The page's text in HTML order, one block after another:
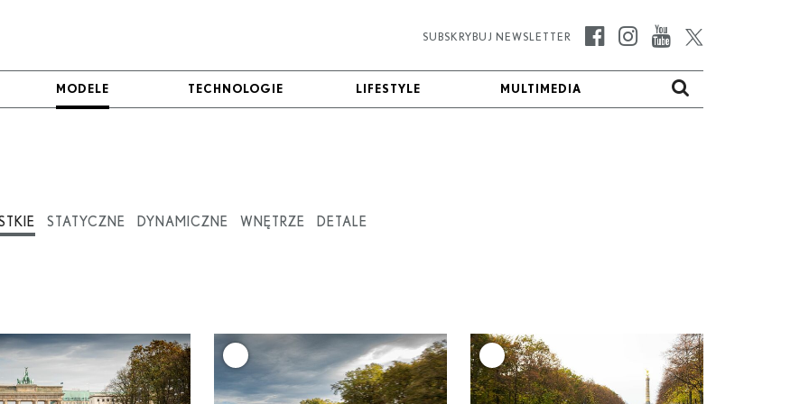
MODELE TECHNOLOGIE LIFESTYLE MULTIMEDIA
SUBSKRYBUJ NEWSLETTER
MODELE TECHNOLOGIE LIFESTYLE MULTIMEDIA
STATYCZNE DYNAMICZNE WNĘTRZE DETALE